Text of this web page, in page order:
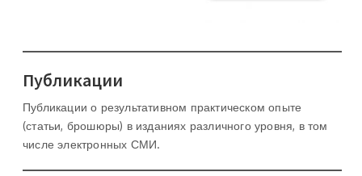
Публикации
Публикации о результативном практическом опыте
(статьи, брошюры) в изданиях различного уровня, в том
числе электронных СМИ.